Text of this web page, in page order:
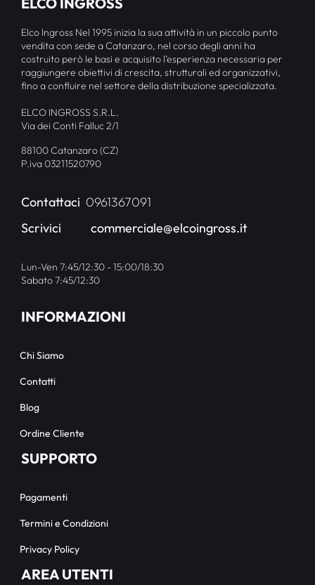
Elco Ingross Nel 1995 inizia la sua attività in un piccolo punto
vendita con sede a Catanzaro, nel corso degli anni ha
costruito però le basi e acquisito l’esperienza necessaria per
raggiungere obiettivi di crescita, strutturali ed organizzativi,
fino a confluire nel settore della distribuzione specializzata.
ELCO INGROSS S.R.L.
Via dei Conti Falluc 2/1
88100 Catanzaro (CZ)
P.iva 03211520790
Contattaci 0961367091
Scrivici
commerciale@elcoingross.it
Lun-Ven 7:45/12:30 - 15:00/18:30
Sabato 7:45/12:30
INFORMAZIONI
Chi Siamo
Contatti
Blog
Ordine Cliente
SUPPORTO
Pagamenti
Termini e Condizioni
Privacy Policy
AREA UTENTI